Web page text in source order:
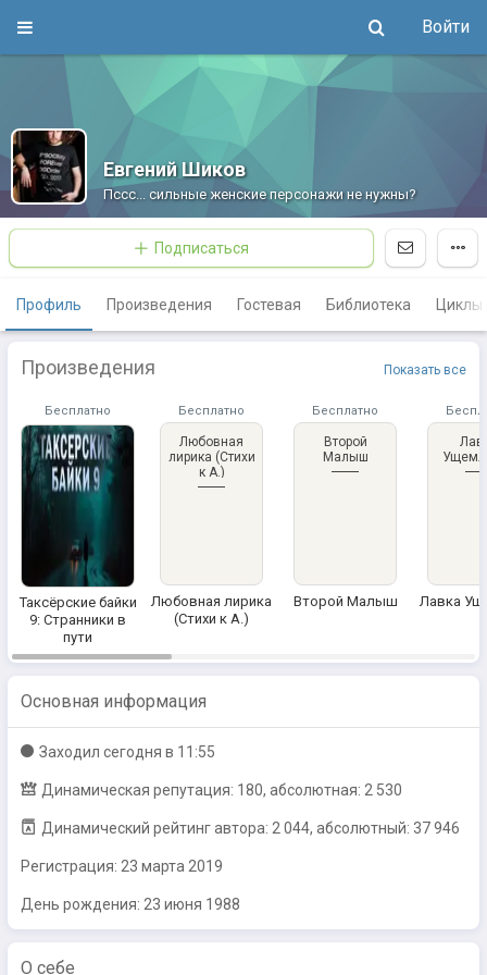
Войти
Евгений Шиков
Пссс... сильные женские персонажи не нужны?
Подписаться
Профиль Произведения Гостевая Библиотека Циклы
Произведения Показать все
Бесплатно
Таксёрские байки
9: Странники в
пути
Бесплатно
Любовная
лирика (Стихи
к А.)
Любовная лирика
(Стихи к А.)
Бесплатно
Второй
Малыш
Второй Малыш Лавка
Основная информация
Заходил сегодня в 11:55
Динамическая репутация: 180, абсолютная: 2 530
Динамический рейтинг автора: 2 044, абсолютный: 37 946
Регистрация: 23 марта 2019
День рождения: 23 июня 1988
О себе